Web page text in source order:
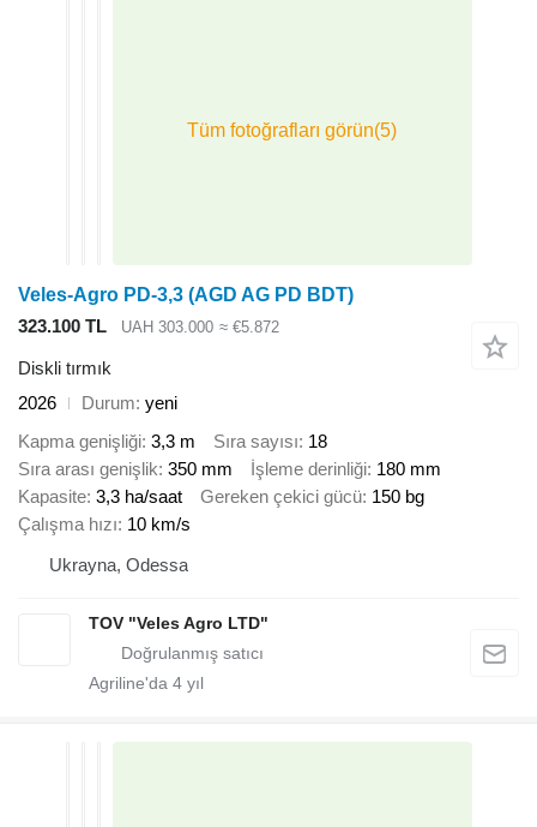
Veles-Agro PD-3,3 (AGD AG PD BDT)
323.100 TL
UAH 303.000 ≈ €5.872
Diskli tırmık
2026
Durum yeni
Kapma genişliği 3,3 m Sıra sayısı 18
Sıra arası genişlik 350 mm İşleme derinliği 180 mm
Kapasite 3,3 ha/saat Gereken çekici gücü 150 bg
Çalışma hızı 10 km/s
Ukrayna, Odessa
TOV "Veles Agro LTD"
Agriline'da 4 yıl